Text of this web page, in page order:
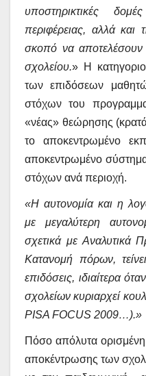
υποστηρικτικές
περιφέρειας, αλλά και
σκοπό να αποτελέσουν
σχολείου.» Η
των επιδόσεων
στόχων του
«νέας» θεώρησης
το αποκεντρωμένο
αποκεντρωμένο
στόχων ανά περιοχή.
«Η αυτονομία και η
με μεγαλύτερη
σχετικά με Αναλυτικά
Κατανομή πόρων,
επιδόσεις, ιδιαίτερα
σχολείων κυριαρχεί
PISA FOCUS 2009…).»
Πόσο απόλυτα ορισμένη
αποκέντρωσης των